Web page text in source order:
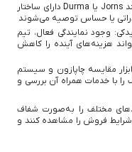
کیفیت ساخت و دقت سوراخ‌کاری: برندهایی مانند Jorns یا Durma دارای ساختار
یا حساس توصیه می‌شوند
وجود نمایندگی فعال، تیم
هزینه‌های آینده را کاهش
مقایسه چاپازون و سیستم
با خدمات همراه آن بررسی و
مختلف را به‌صورت شفاف
شرایط فروش را مشاهده کنند و